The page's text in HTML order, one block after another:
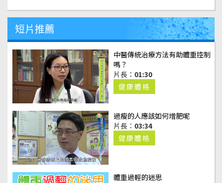
短片推薦
中醫傳統治療方法有助體重控制
嗎？
片長： 01:30
健康體格
過瘦的人應該如何增肥呢
片長： 03:34
健康體格
體重過輕的迷思